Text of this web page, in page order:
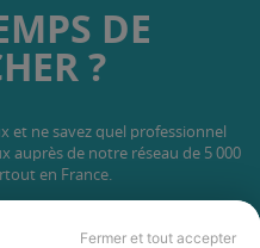
Fermer et tout accepter
DE
?
et ne savez quel professionnel
auprès de notre réseau de 5 000
en France.